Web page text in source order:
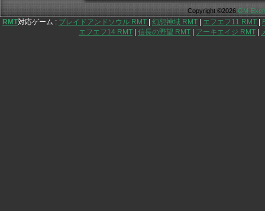
Copyright ©2026GM-
RMT対応ゲーム : ブレイドアンドソウル RMT 幻想神域 RMT エフエフ11 RMT
エフエフ14 RMT
信長の野望 RMT アーキエイジ RMT